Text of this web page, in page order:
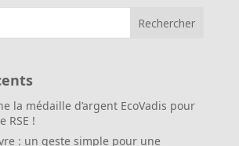
la médaille d’argent EcoVadis pour
RSE !
: un geste simple pour une